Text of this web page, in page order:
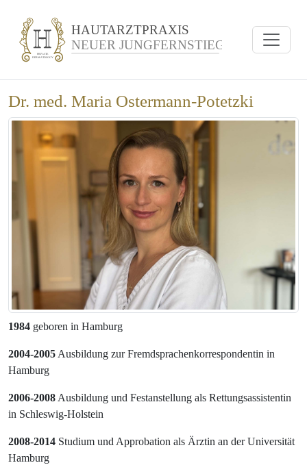
Dr. med. Maria Ostermann-Potetzki
1984 geboren in Hamburg
2004-2005 Ausbildung zur Fremdsprachenkorrespondentin in
Hamburg
2006-2008 Ausbildung und Festanstellung als Rettungsassistentin
in Schleswig-Holstein
2008-2014 Studium und Approbation als Ärztin an der Universität
Hamburg